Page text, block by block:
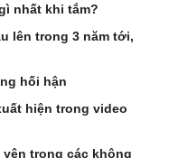
nhất khi tắm?
lên trong 3 năm tới,
hối hận
hiện trong video
trong các không